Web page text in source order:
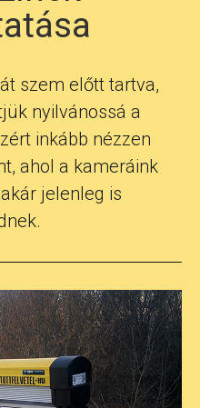
szem előtt tartva,
nyilvánossá a
inkább nézzen
ahol a kameráink
jelenleg is